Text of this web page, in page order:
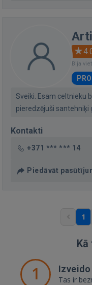
Bija
PRO
Sveiki. Esam celtnieku
pieredzējuši santehniķi
Kontakti
+371 *** *** 14
Piedāvāt
1
1 Tas ir